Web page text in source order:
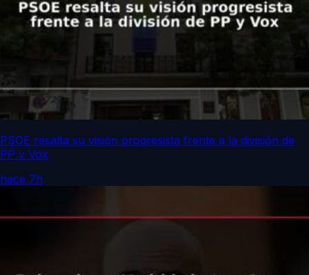
PSOE resalta su visión progresista frente a la división de
PP y Vox
hace 7h